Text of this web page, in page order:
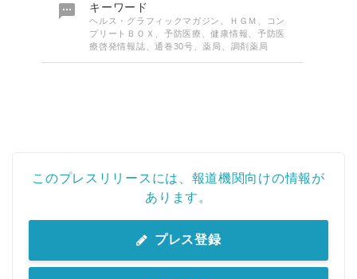
 キーワード
ヘルス・グラフィックマガジン、ＨＧＭ、コン
プリートＢＯＸ、予防医療、健康情報、予防医
療啓発情報誌、通巻30号、薬局、調剤薬局
このプレスリリースには、報道機関向けの情報が
あります。
プレス登録